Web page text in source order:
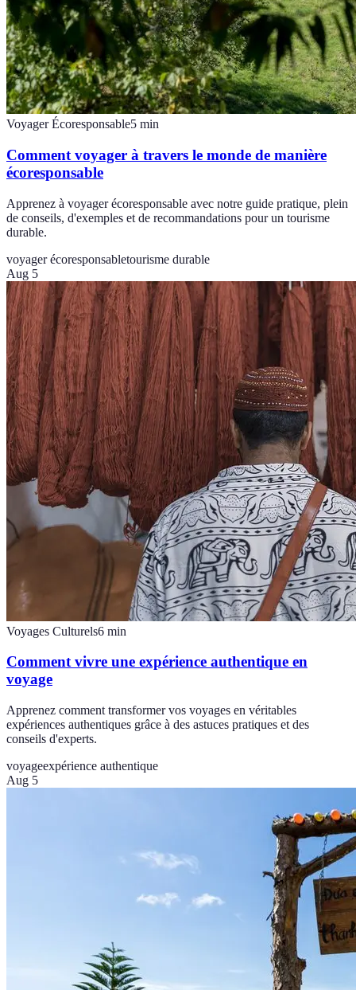
Voyager Écoresponsable5 min
Comment voyager à travers le monde de manière
écoresponsable
Apprenez à voyager écoresponsable avec notre guide pratique, plein
de conseils, d'exemples et de recommandations pour un tourisme
durable.
voyager écoresponsabletourisme durable
Aug 5
Voyages Culturels6 min
Comment vivre une expérience authentique en
voyage
Apprenez comment transformer vos voyages en véritables
expériences authentiques grâce à des astuces pratiques et des
conseils d'experts.
voyageexpérience authentique
Aug 5